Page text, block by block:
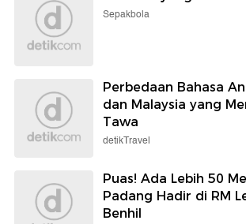
Sepakbola
Perbedaan Bahasa
dan Malaysia yang
Tawa
detikTravel
Puas! Ada Lebih 50
Padang Hadir di RM
Benhil